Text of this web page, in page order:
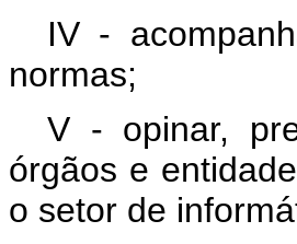
IV -
normas;
V - opinar,
órgãos e
o setor de